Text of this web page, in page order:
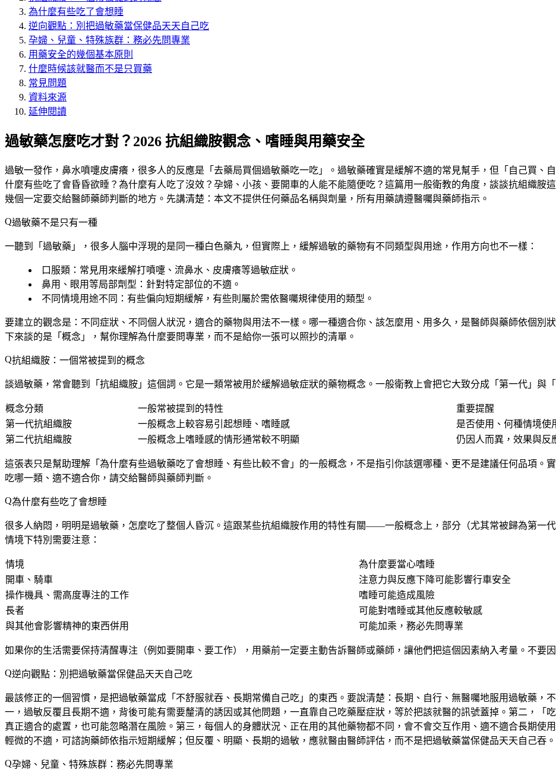
為什麼有些吃了會想睡
逆向觀點：別把過敏藥當保健品天天自己吃
孕婦、兒童、特殊族群：務必先問專業
用藥安全的幾個基本原則
什麼時候該就醫而不是只買藥
常見問題
資料來源
延伸閱讀
過敏藥怎麼吃才對？2026 抗組織胺觀念、嗜睡與用藥安全
過敏一發作，鼻水噴嚏皮膚癢，很多人的反應是「去藥局買個過敏藥吃一吃」。過敏藥確實是緩解不適的常見幫手，但「自己買、
什麼有些吃了會昏昏欲睡？為什麼有人吃了沒效？孕婦、小孩、要開車的人能不能隨便吃？這篇用一般衛教的角度，談談抗組織胺
幾個一定要交給醫師藥師判斷的地方。先講清楚： 本文不提供任何藥品名稱與劑量，所有用藥請遵醫囑與藥師指示 。
過敏藥不是只有一種
一聽到「過敏藥」，很多人腦中浮現的是同一種白色藥丸，但實際上，緩解過敏的藥物有不同類型與用途，作用方向也不一樣：
口服類 ：常見用來緩解打噴嚏、流鼻水、皮膚癢等過敏症狀。
鼻用、眼用等局部劑型 ：針對特定部位的不適。
不同情境用途不同 ：有些偏向短期緩解，有些則屬於需依醫囑規律使用的類型。
要建立的觀念是： 不同症狀、不同個人狀況，適合的藥物與用法不一樣 。哪一種適合你、該怎麼用、用多久，是醫師與藥師依個別
下來談的是「概念」，幫你理解為什麼要問專業，而不是給你一張可以照抄的清單。
抗組織胺：一個常被提到的概念
談過敏藥，常會聽到「抗組織胺」這個詞。它是一類常被用於緩解過敏症狀的藥物概念。一般衛教上會把它大致分成「第一代」與
概念分類 一般常被提到的特性
重要提醒
第一代抗組織胺
一般概念上較容易引起想睡、嗜睡感
是否使用、何種情境使
第二代抗組織胺
一般概念上嗜睡感的情形通常較不明顯 仍因人而異，效果與反
這張表只是幫助理解「為什麼有些過敏藥吃了會想睡、有些比較不會」的一般概念， 不是指引你該選哪種、更不是建議任何品項 。
吃哪一類、適不適合你，請交給醫師與藥師判斷。
為什麼有些吃了會想睡
很多人納悶，明明是過敏藥，怎麼吃了整個人昏沉。這跟某些抗組織胺作用的特性有關——一般概念上，部分（尤其常被歸為第一
情境下特別需要注意：
情境
為什麼要當心嗜睡
開車、騎車
注意力與反應下降可能影響行車安全
操作機具、需高度專注的工作
嗜睡可能造成風險
長者
可能對嗜睡或其他反應較敏感
與其他會影響精神的東西併用
可能加乘，務必先問專業
如果你的生活需要保持清醒專注（例如要開車、要工作），用藥前一定要主動告訴醫師或藥師，讓他們把這個因素納入考量。 不要
逆向觀點：別把過敏藥當保健品天天自己吃
最該修正的一個習慣，是把過敏藥當成「不舒服就吞、長期常備自己吃」的東西。要說清楚： 長期、自行、無醫囑地服用過敏藥，
一，過敏反覆且長期不適，背後可能有需要釐清的誘因或其他問題，一直靠自己吃藥壓症狀，等於把該就醫的訊號蓋掉。第二，「
真正適合的處置，也可能忽略潛在風險。第三，每個人的身體狀況、正在用的其他藥物都不同，會不會交互作用、適不適合長期使
輕微的不適，可諮詢藥師依指示短期緩解；但反覆、明顯、長期的過敏，應就醫由醫師評估，而不是把過敏藥當保健品天天自己吞
孕婦、兒童、特殊族群：務必先問專業